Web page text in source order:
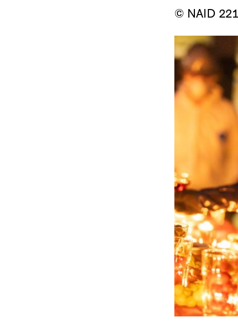
© NAID